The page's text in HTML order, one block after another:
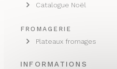
INFORMATIONS
Catalogue Noël
FROMAGERIE
Plateaux fromages